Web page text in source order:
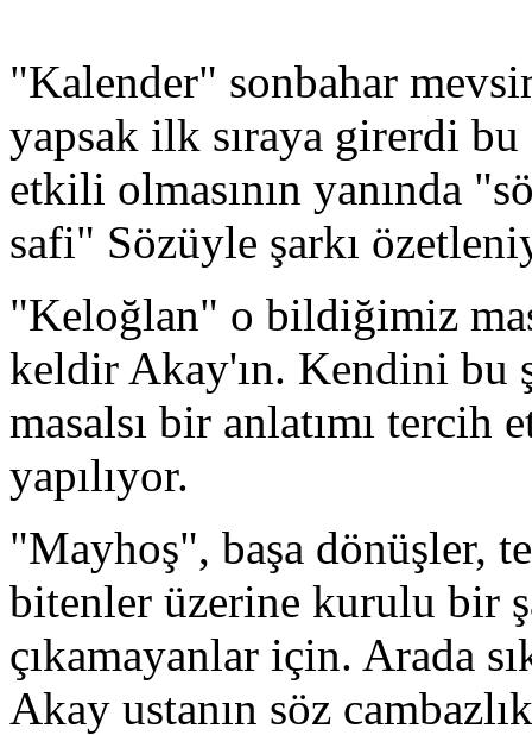
"Kalender" sonbahar
yapsak ilk sıraya girerdi bu
etkili olmasının yanında
safi" Sözüyle şarkı
"Keloğlan" o bildiğimiz
keldir Akay'ın. Kendini bu
masalsı bir anlatımı tercih
yapılıyor.
"Mayhoş", başa dönüşler,
bitenler üzerine kurulu bir
çıkamayanlar için. Arada
Akay ustanın söz